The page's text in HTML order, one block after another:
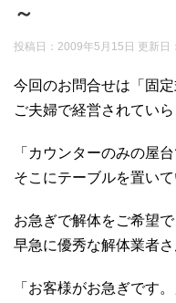
～
投稿日：2009年5月15日 更新日：
今回のお問合せは「固
ご夫婦で経営されてい
「カウンターのみの屋
そこにテーブルを置い
お急ぎで解体をご希望で
早急に優秀な解体業者
「お客様がお急ぎです